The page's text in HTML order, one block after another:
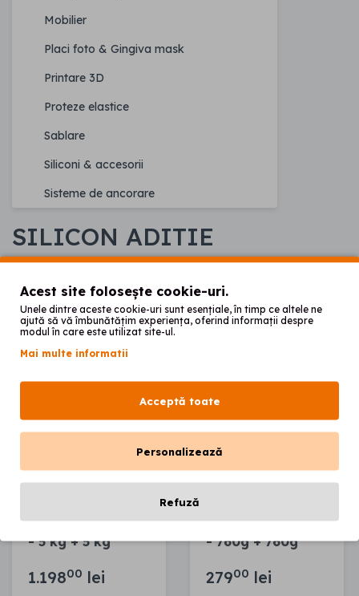
Mobilier
Placi foto & Gingiva mask
Printare 3D
Proteze elastice
Sablare
Siliconi & accesorii
Sisteme de ancorare
SILICON ADITIE
- 5 kg + 5 kg
1.19800 lei
- 760g + 760g
27900 lei
Acest site folosește cookie-uri.
Unele dintre aceste cookie-uri sunt esențiale, în timp ce altele ne
ajută să vă îmbunătățim experiența, oferind informații despre
modul în care este utilizat site-ul.
Mai multe informatii
Acceptă toate
Personalizează
Refuză